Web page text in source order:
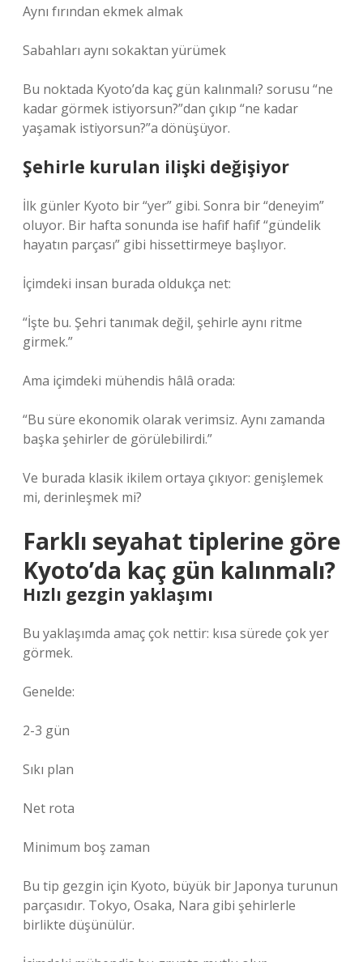
Aynı fırından ekmek almak
Sabahları aynı sokaktan yürümek
Bu noktada Kyoto’da kaç gün kalınmalı? sorusu “ne
kadar görmek istiyorsun?”dan çıkıp “ne kadar
yaşamak istiyorsun?”a dönüşüyor.
Şehirle kurulan ilişki değişiyor
İlk günler Kyoto bir “yer” gibi. Sonra bir “deneyim”
oluyor. Bir hafta sonunda ise hafif hafif “gündelik
hayatın parçası” gibi hissettirmeye başlıyor.
İçimdeki insan burada oldukça net:
“İşte bu. Şehri tanımak değil, şehirle aynı ritme
girmek.”
Ama içimdeki mühendis hâlâ orada:
“Bu süre ekonomik olarak verimsiz. Aynı zamanda
başka şehirler de görülebilirdi.”
Ve burada klasik ikilem ortaya çıkıyor: genişlemek
mi, derinleşmek mi?
Farklı seyahat tiplerine göre
Kyoto’da kaç gün kalınmalı?
Hızlı gezgin yaklaşımı
Bu yaklaşımda amaç çok nettir: kısa sürede çok yer
görmek.
Genelde:
2-3 gün
Sıkı plan
Net rota
Minimum boş zaman
Bu tip gezgin için Kyoto, büyük bir Japonya turunun
parçasıdır. Tokyo, Osaka, Nara gibi şehirlerle
birlikte düşünülür.